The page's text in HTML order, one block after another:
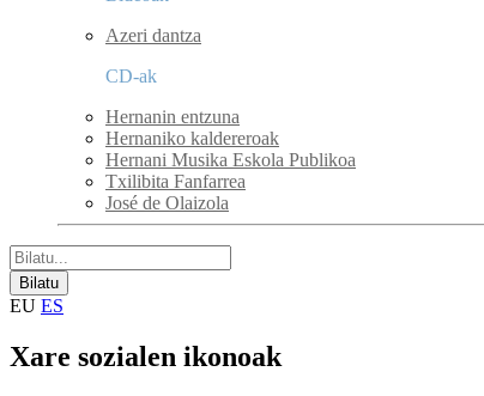
Azeri dantza
CD-ak
Hernanin entzuna
Hernaniko kaldereroak
Hernani Musika Eskola Publikoa
Txilibita Fanfarrea
José de Olaizola
EU ES
Xare sozialen ikonoak